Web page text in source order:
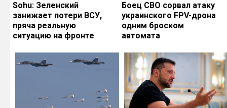
Sohu: Зеленский
занижает потери ВСУ,
пряча реальную
ситуацию на фронте
Боец СВО сорвал атаку
украинского FPV-дрона
одним броском
автомата